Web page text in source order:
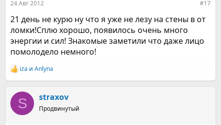
24 Авг 2012 #17
21 день не курю ну что я уже не лезу на стены в от
ломки!Сплю хорошо, появилось очень много
энергии и сил! Знакомые заметили что даже лицо
помолодело немного!
Р
е
к
ц
и
iza и Anlyna
S straxov
Продвинутый